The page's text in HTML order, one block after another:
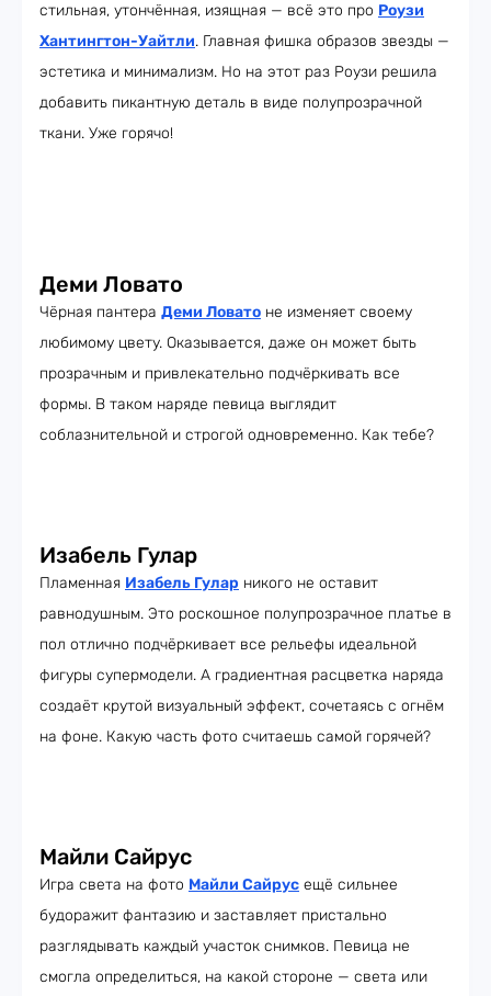
стильная, утончённая, изящная — всё это про Роузи
Хантингтон-Уайтли. Главная фишка образов звезды —
эстетика и минимализм. Но на этот раз Роузи решила
добавить пикантную деталь в виде полупрозрачной
ткани. Уже горячо!
Деми Ловато
Чёрная пантера Деми Ловато не изменяет своему
любимому цвету. Оказывается, даже он может быть
прозрачным и привлекательно подчёркивать все
формы. В таком наряде певица выглядит
соблазнительной и строгой одновременно. Как тебе?
Изабель Гулар
Пламенная Изабель Гулар никого не оставит
равнодушным. Это роскошное полупрозрачное платье в
пол отлично подчёркивает все рельефы идеальной
фигуры супермодели. А градиентная расцветка наряда
создаёт крутой визуальный эффект, сочетаясь с огнём
на фоне. Какую часть фото считаешь самой горячей?
Майли Сайрус
Игра света на фото Майли Сайрус ещё сильнее
будоражит фантазию и заставляет пристально
разглядывать каждый участок снимков. Певица не
смогла определиться, на какой стороне — света или